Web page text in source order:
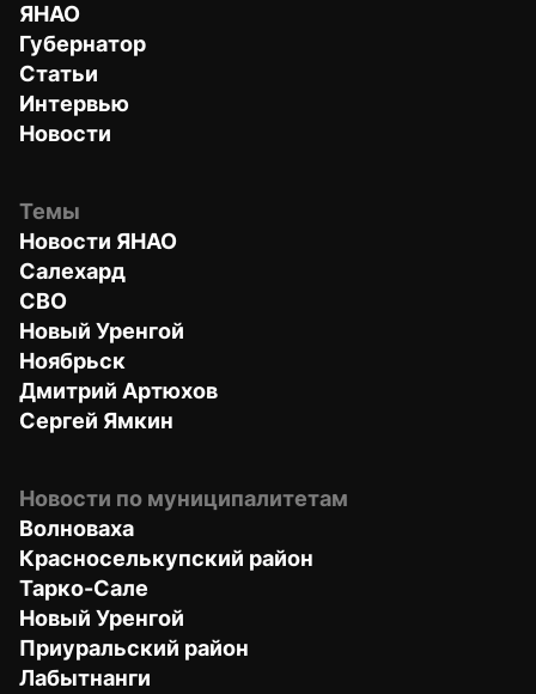
ЯНАО
Губернатор
Статьи
Интервью
Новости
Темы
Новости ЯНАО
Салехард
СВО
Новый Уренгой
Ноябрьск
Дмитрий Артюхов
Сергей Ямкин
Новости по муниципалитетам
Волноваха
Красноселькупский район
Тарко-Сале
Новый Уренгой
Приуральский район
Лабытнанги